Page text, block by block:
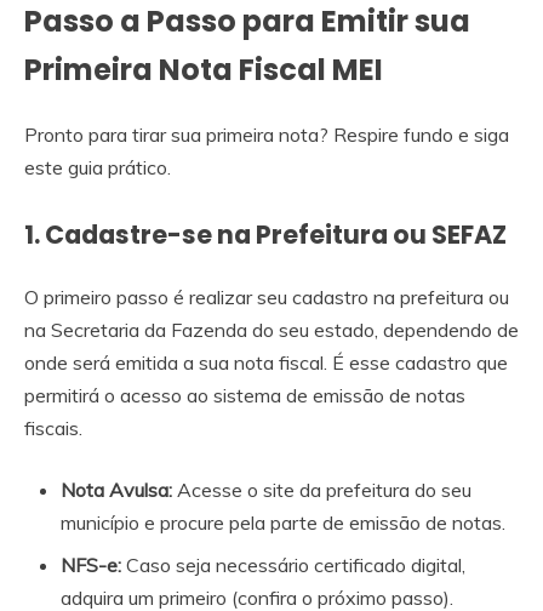
Passo a Passo para Emitir sua
Primeira Nota Fiscal MEI
Pronto para tirar sua primeira nota? Respire fundo e siga
este guia prático.
1. Cadastre-se na Prefeitura ou SEFAZ
O primeiro passo é realizar seu cadastro na prefeitura ou
na Secretaria da Fazenda do seu estado, dependendo de
onde será emitida a sua nota fiscal. É esse cadastro que
permitirá o acesso ao sistema de emissão de notas
fiscais.
Nota Avulsa: Acesse o site da prefeitura do seu
município e procure pela parte de emissão de notas.
NFS-e: Caso seja necessário certificado digital,
adquira um primeiro (confira o próximo passo).